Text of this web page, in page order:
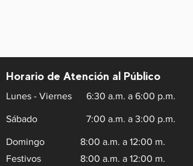
Horario de Atención al Público
Lunes - Viernes 6:30 a.m. a 6:00 p.m.
Sábado 7:00 a.m. a 3:00 p.m.
Domingo
Festivos
8:00 a.m. a 12:00 m.
8:00 a.m. a 12:00 m.